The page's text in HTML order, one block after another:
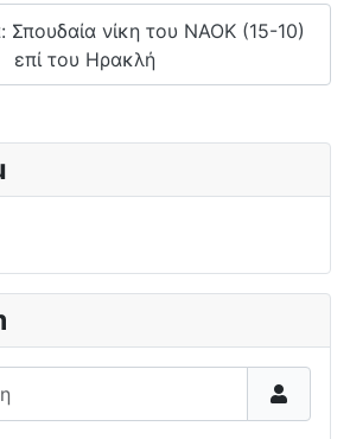
Σπουδαία νίκη του ΝΑΟΚ (15-10)
επί του Ηρακλή